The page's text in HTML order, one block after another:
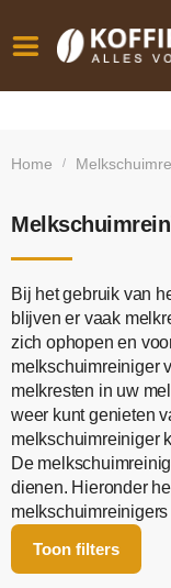
Home /
Bij het gebruik van
blijven er vaak
zich ophopen en
melkschuimreiniger
melkresten in uw
weer kunt genieten
melkschuimreiniger
De
dienen. Hieronder
Toon filters